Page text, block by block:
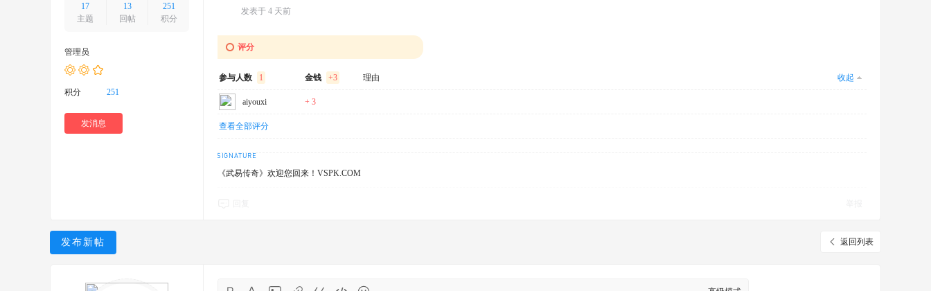
17
主题
13
回帖
251
积分
管理员
积分 251
发消息
发表于 4 天前
评分
参与人数 1 金钱 +3 收起
理由
aiyouxi + 3
查看全部评分
《武易传奇》欢迎您回来！VSPK.COM
返回列表
发布新帖